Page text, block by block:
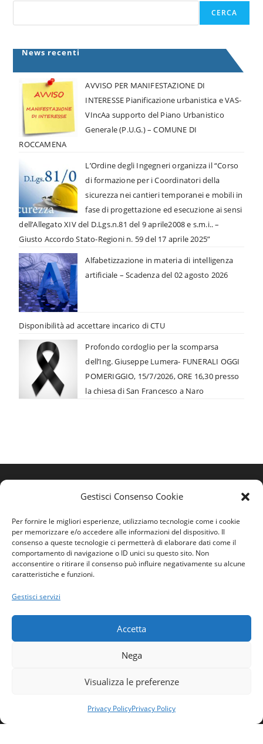
Gestisci Consenso Cookie
Per fornire le migliori esperienze, utilizziamo tecnologie come i cookie
per memorizzare e/o accedere alle informazioni del dispositivo. Il
consenso a queste tecnologie ci permetterà di elaborare dati come il
comportamento di navigazione o ID unici su questo sito. Non
acconsentire o ritirare il consenso può influire negativamente su alcune
caratteristiche e funzioni.
Gestisci servizi
Accetta
Nega
Visualizza le preferenze
Privacy PolicyPrivacy Policy
CERCA
News recenti
AVVISO PER MANIFESTAZIONE DI
INTERESSE Pianificazione urbanistica e VAS-
VIncAa supporto del Piano Urbanistico
Generale (P.U.G.) – COMUNE DI
ROCCAMENA
L’Ordine degli Ingegneri organizza il “Corso
di formazione per i Coordinatori della
sicurezza nei cantieri temporanei e mobili in
fase di progettazione ed esecuzione ai sensi
dell’Allegato XIV del D.Lgs.n.81 del 9 aprile2008 e s.m.i.. –
Giusto Accordo Stato-Regioni n. 59 del 17 aprile 2025”
Alfabetizzazione in materia di intelligenza
artificiale – Scadenza del 02 agosto 2026
Disponibilità ad accettare incarico di CTU
Profondo cordoglio per la scomparsa
dell’Ing. Giuseppe Lumera- FUNERALI OGGI
POMERIGGIO, 15/7/2026, ORE 16,30 presso
la chiesa di San Francesco a Naro
Home
Ordine
Contatti
Domande generiche e commenti:contattaci